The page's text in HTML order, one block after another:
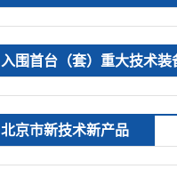
入围首台（套）重大技术装
北京市新技术新产品